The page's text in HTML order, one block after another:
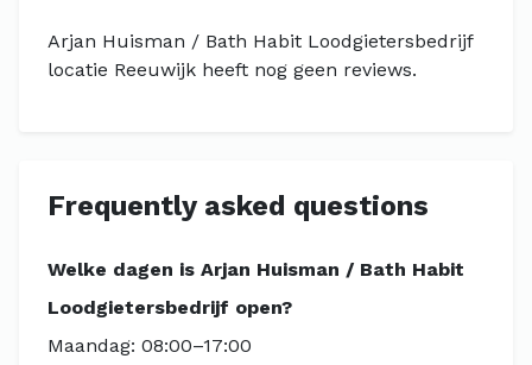
Arjan Huisman / Bath Habit Loodgietersbedrijf
locatie Reeuwijk heeft nog geen reviews.
Frequently asked questions
Welke dagen is Arjan Huisman / Bath Habit
Loodgietersbedrijf open?
Maandag: 08:00–17:00